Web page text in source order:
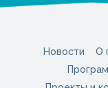
Новости О